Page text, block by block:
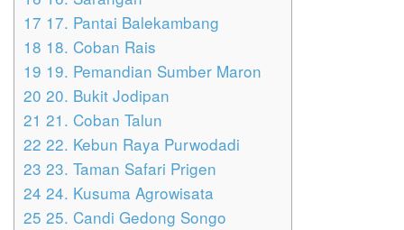
17 17. Pantai Balekambang
18 18. Coban Rais
19 19. Pemandian Sumber Maron
20 20. Bukit Jodipan
21 21. Coban Talun
22 22. Kebun Raya Purwodadi
23 23. Taman Safari Prigen
24 24. Kusuma Agrowisata
25 25. Candi Gedong Songo